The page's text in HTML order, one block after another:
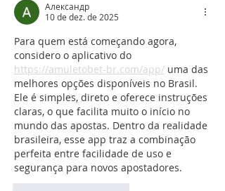
Александр
10 de dez. de 2025
Para quem está começando agora,
considero o aplicativo do
https://amuletobet-br.com/app/ uma das
melhores opções disponíveis no Brasil.
Ele é simples, direto e oferece instruções
claras, o que facilita muito o início no
mundo das apostas. Dentro da realidade
brasileira, esse app traz a combinação
perfeita entre facilidade de uso e
segurança para novos apostadores.